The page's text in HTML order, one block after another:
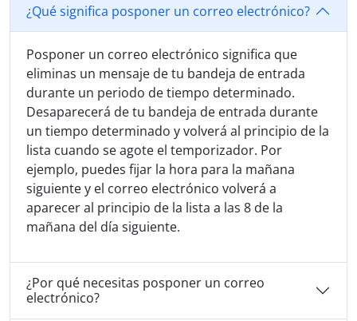
¿Qué significa posponer un correo electrónico?
Posponer un correo electrónico significa que
eliminas un mensaje de tu bandeja de entrada
durante un periodo de tiempo determinado.
Desaparecerá de tu bandeja de entrada durante
un tiempo determinado y volverá al principio de la
lista cuando se agote el temporizador. Por
ejemplo, puedes fijar la hora para la mañana
siguiente y el correo electrónico volverá a
aparecer al principio de la lista a las 8 de la
mañana del día siguiente.
¿Por qué necesitas posponer un correo
electrónico?